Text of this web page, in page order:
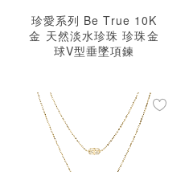
珍愛系列 Be True 10K
金 天然淡水珍珠 珍珠金
球V型垂墜項鍊